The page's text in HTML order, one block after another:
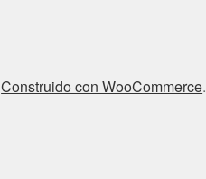
Construido con WooCommerce.